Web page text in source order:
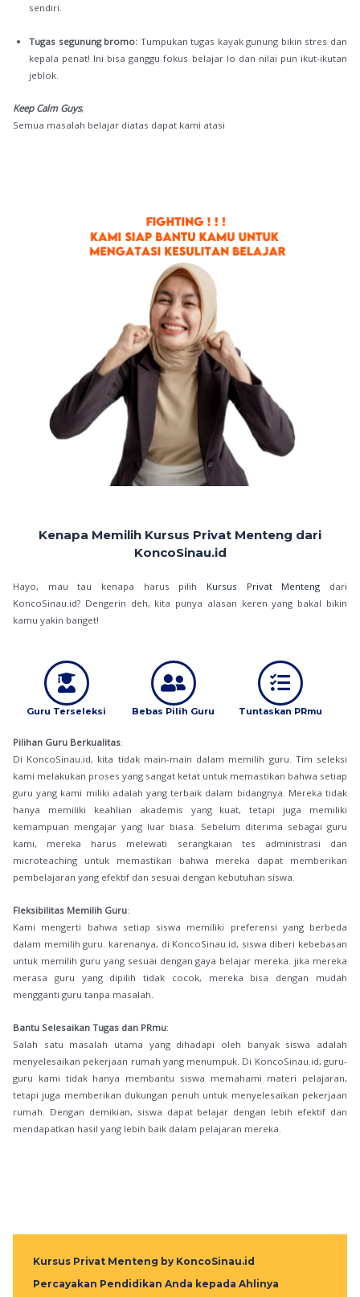
sendiri.
Tugas segunung bromo: Tumpukan tugas kayak gunung bikin stres dan
kepala penat! Ini bisa ganggu fokus belajar lo dan nilai pun ikut-ikutan
jeblok.
Keep Calm Guys,
Semua masalah belajar diatas dapat kami atasi
Kenapa Memilih Kursus Privat Menteng dari
KoncoSinau.id
Hayo, mau tau kenapa harus pilih Kursus Privat Menteng dari
KoncoSinau.id? Dengerin deh, kita punya alasan keren yang bakal bikin
kamu yakin banget!
Guru Terseleksi Bebas Pilih Guru Tuntaskan PRmu
Pilihan Guru Berkualitas:
Di KoncoSinau.id, kita tidak main-main dalam memilih guru. Tim seleksi
kami melakukan proses yang sangat ketat untuk memastikan bahwa setiap
guru yang kami miliki adalah yang terbaik dalam bidangnya. Mereka tidak
hanya memiliki keahlian akademis yang kuat, tetapi juga memiliki
kemampuan mengajar yang luar biasa. Sebelum diterima sebagai guru
kami, mereka harus melewati serangkaian tes administrasi dan
microteaching untuk memastikan bahwa mereka dapat memberikan
pembelajaran yang efektif dan sesuai dengan kebutuhan siswa.
Fleksibilitas Memilih Guru:
Kami mengerti bahwa setiap siswa memiliki preferensi yang berbeda
dalam memilih guru. karenanya, di KoncoSinau.id, siswa diberi kebebasan
untuk memilih guru yang sesuai dengan gaya belajar mereka. jika mereka
merasa guru yang dipilih tidak cocok, mereka bisa dengan mudah
mengganti guru tanpa masalah.
Bantu Selesaikan Tugas dan PRmu:
Salah satu masalah utama yang dihadapi oleh banyak siswa adalah
menyelesaikan pekerjaan rumah yang menumpuk. Di KoncoSinau.id, guru-
guru kami tidak hanya membantu siswa memahami materi pelajaran,
tetapi juga memberikan dukungan penuh untuk menyelesaikan pekerjaan
rumah. Dengan demikian, siswa dapat belajar dengan lebih efektif dan
mendapatkan hasil yang lebih baik dalam pelajaran mereka.
Kursus Privat Menteng by KoncoSinau.id
Percayakan Pendidikan Anda kepada Ahlinya